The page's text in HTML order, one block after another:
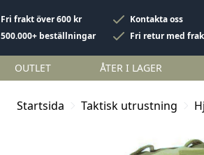
Fri frakt över 600 kr
Kontakta oss
500.000+ beställningar Fri retur med
OUTLET ÅTER I LAGER
Startsida Taktisk utrustning